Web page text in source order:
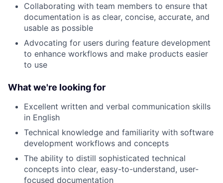
Collaborating with team members to ensure that
documentation is as clear, concise, accurate, and
usable as possible
Advocating for users during feature development
to enhance workflows and make products easier
to use
What we're looking for
Excellent written and verbal communication skills
in English
Technical knowledge and familiarity with software
development workflows and concepts
The ability to distill sophisticated technical
concepts into clear, easy-to-understand, user-
focused documentation